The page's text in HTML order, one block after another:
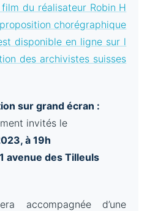
film du réalisateur Robin H
chorégraphique
disponible en ligne sur l
des archivistes suisses
sur grand écran :
invités le
à 19h
avenue des Tilleuls
accompagnée d’une